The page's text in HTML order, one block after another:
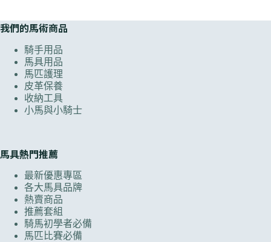
我們的馬術商品
騎手用品
馬具用品
馬匹護理
皮革保養
收納工具
小馬與小騎士
馬具熱門推薦
最新優惠專區
各大馬具品牌
熱賣商品
推薦套組
騎馬初學者必備
馬匹比賽必備